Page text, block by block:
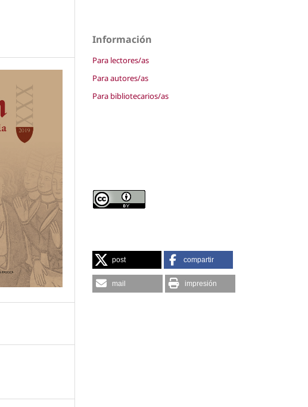
Información
Para lectores/as
Para autores/as
Para bibliotecarios/as
post compartir
mail impresión